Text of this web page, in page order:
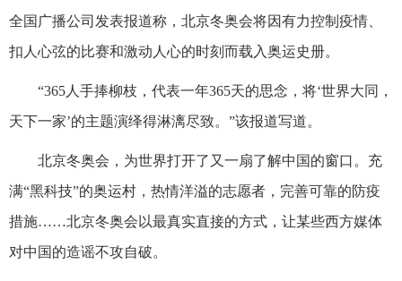
全国广播公司发表报道称，北京冬奥会将因有力控制疫情、
扣人心弦的比赛和激动人心的时刻而载入奥运史册。
“365人手捧柳枝，代表一年365天的思念，将‘世界大同，
天下一家’的主题演绎得淋漓尽致。”该报道写道。
北京冬奥会，为世界打开了又一扇了解中国的窗口。充
满“黑科技”的奥运村，热情洋溢的志愿者，完善可靠的防疫
措施……北京冬奥会以最真实直接的方式，让某些西方媒体
对中国的造谣不攻自破。